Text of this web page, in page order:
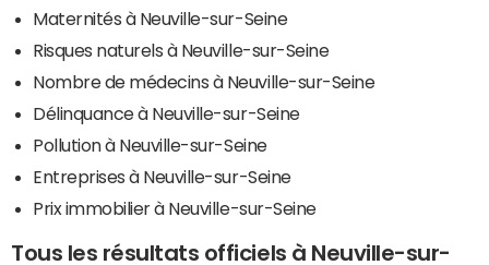
Maternités à Neuville-sur-Seine
Risques naturels à Neuville-sur-Seine
Nombre de médecins à Neuville-sur-Seine
Délinquance à Neuville-sur-Seine
Pollution à Neuville-sur-Seine
Entreprises à Neuville-sur-Seine
Prix immobilier à Neuville-sur-Seine
Tous les résultats officiels à Neuville-sur-